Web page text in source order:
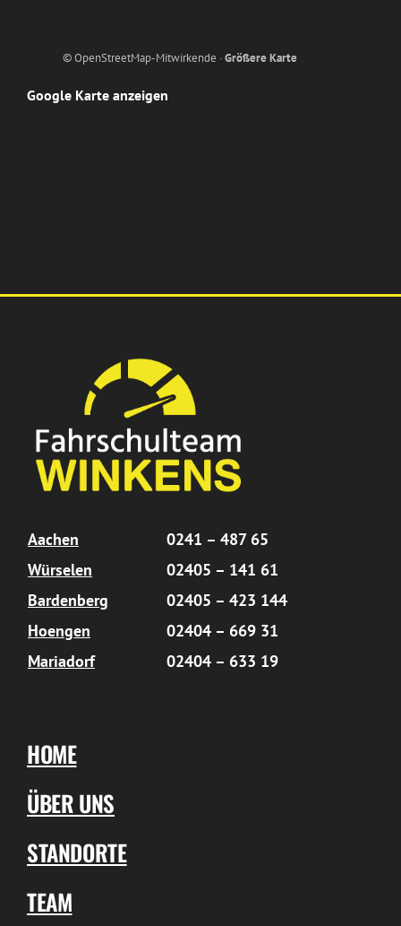
© OpenStreetMap-Mitwirkende ·Größere Karte
Google Karte anzeigen
Aachen
0241 – 487 65
Würselen
02405 – 141 61
Bardenberg
02405 – 423 144
Hoengen
02404 – 669 31
Mariadorf
02404 – 633 19
HOME
ÜBER UNS
STANDORTE
TEAM